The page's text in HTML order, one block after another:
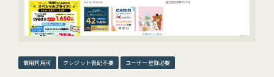
商用利用可 クレジット表記不要 ユーザー登録必要